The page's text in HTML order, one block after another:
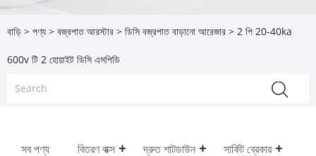
বাড়ি > পণ্য > বজ্রপাত আরস্টার > ডিসি বজ্রপাত বাড়ানো আরেজার > 2 পি 20-40ka
600v টি 2 হোয়াইট ডিসি এসপিডি
সব পণ্য বিতরণ বাক্স দ্রুত শাটডাউন সার্কিট ব্রেকার